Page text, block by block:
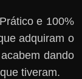
e 100%
adquiram o
dando
tiveram.